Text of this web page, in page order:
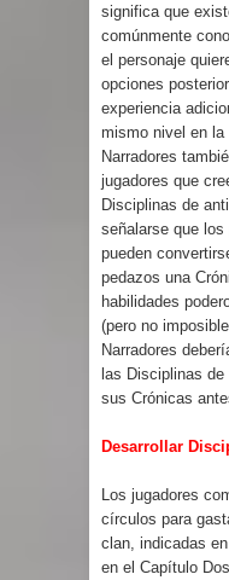
significa que
comúnmente
el personaje
opciones
experiencia
mismo nivel en
Narradores
jugadores que
Disciplinas de
señalarse que
pueden
pedazos una
habilidades
(pero no
Narradores
las Disciplinas de
sus Crónicas
Desarrollar
Los jugadores
círculos para
clan, indicadas
en el Capítulo